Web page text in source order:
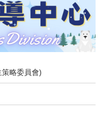
略委員會)